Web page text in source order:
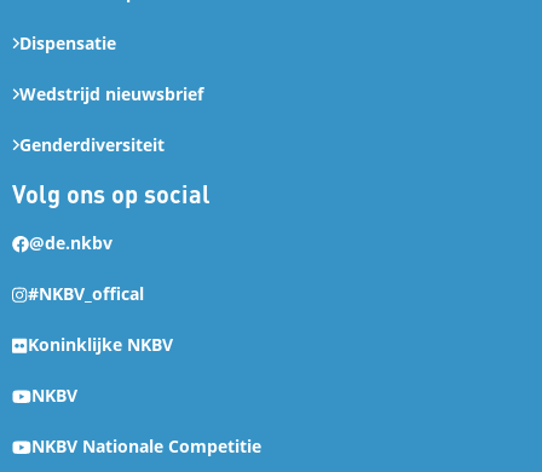
Dispensatie
Wedstrijd nieuwsbrief
Genderdiversiteit
Volg ons op social
@de.nkbv
#NKBV_offical
Koninklijke NKBV
NKBV
NKBV Nationale Competitie